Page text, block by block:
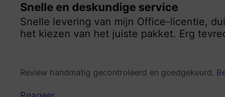
Snelle en deskundige service
Snelle levering van mijn Office-licentie,
het kiezen van het juiste pakket. Erg
Review handmatig gecontroleerd en goedgekeurd.